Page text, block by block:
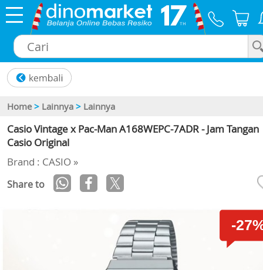
Home > Lainnya > Lainnya
Casio Vintage x Pac-Man A168WEPC-7ADR - Jam Tangan
Casio Original
Brand : CASIO »
Share to
-